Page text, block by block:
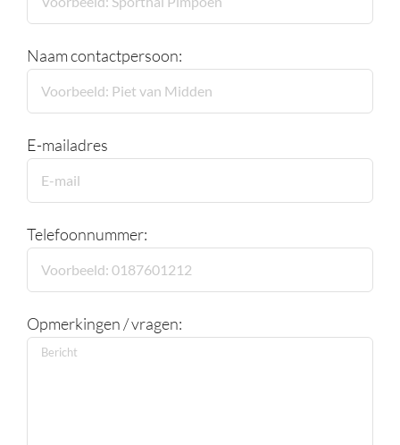
Naam contactpersoon:
E-mailadres
Telefoonnummer:
Opmerkingen / vragen: